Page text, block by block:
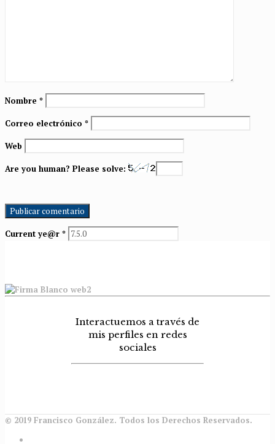
Nombre *
Correo electrónico *
Web
Are you human? Please solve:
Current ye@r *
Interactuemos a través de
mis perfiles en redes
sociales
© 2019 Francisco González. Todos los Derechos Reservados.